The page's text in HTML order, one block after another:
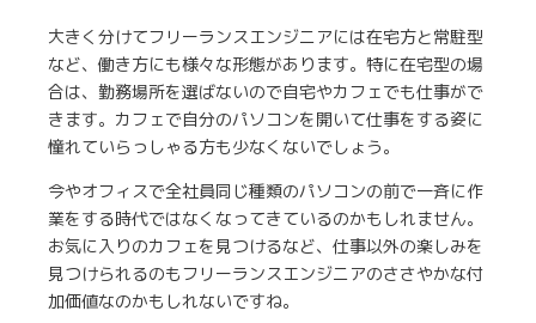
大きく分けてフリーランスエンジニアには在宅方と常駐型
など、働き方にも様々な形態があります。特に在宅型の場
合は、勤務場所を選ばないので自宅やカフェでも仕事がで
きます。カフェで自分のパソコンを開いて仕事をする姿に
憧れていらっしゃる方も少なくないでしょう。
今やオフィスで全社員同じ種類のパソコンの前で一斉に作
業をする時代ではなくなってきているのかもしれません。
お気に入りのカフェを見つけるなど、仕事以外の楽しみを
見つけられるのもフリーランスエンジニアのささやかな付
加価値なのかもしれないですね。